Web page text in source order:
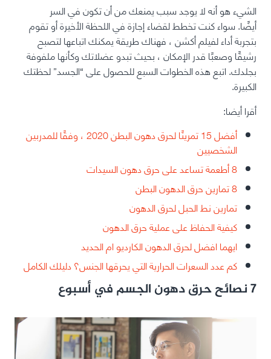
الشيء هو أنه لا يوجد سبب يمنعك من أن تكون في السر
أيضًا. سواء كنت تخطط لقضاء إجازة في اللحظة الأخيرة أو تقوم
بتجربة أداء لفيلم أكشن ، فهناك طريقة يمكنك اتباعها لتصبح
رشيقًا وصعبًا قدر الإمكان ، بحيث تبدو عضلاتك وكأنها ملفوفة
بجلدك. اتبع هذه الخطوات السبع للحصول على “الجسد” لحظتك
الكبيرة.
أقرا أيضا:
أفضل 15 تمرينًا لحرق دهون البطن 2020 ، وفقًا للمدربين
الشخصيين
8 أطعمة تساعد على حرق دهون السيدات
8 تمارين حرق الدهون البطن
تمارين نط الحبل لحرق الدهون
كيفية الحفاظ على عملية حرق الدهون
ايهما افضل لحرق الدهون الكارديو ام الحديد
كم عدد السعرات الحرارية التي يحرقها الجنس؟ دليلك الكامل
7 نصائح حرق دهون الجسم في أسبوع